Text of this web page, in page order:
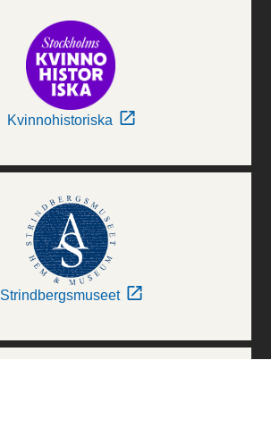
Kvinnohistoriska
Strindbergsmuseet